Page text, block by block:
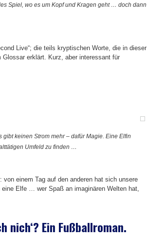
Spiel, wo es um Kopf und Kragen geht … doch dann
Live“; die teils kryptischen Worte, die in dieser
Glossar erklärt. Kurz, aber interessant für
keinen Strom mehr – dafür Magie. Eine Elfin
Umfeld zu finden …
einem Tag auf den anderen hat sich unsere
Elfe … wer Spaß an imaginären Welten hat,
nich‘? Ein Fußballroman.